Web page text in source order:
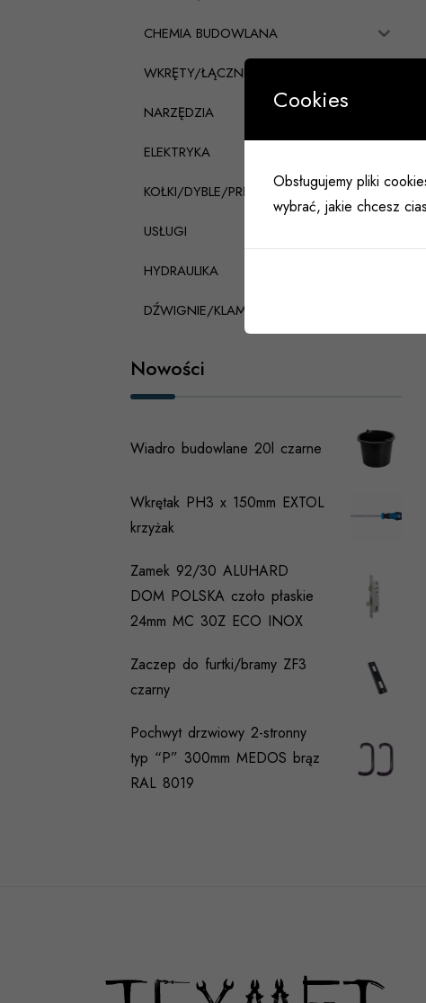
CHEMIA BUDOWLANA
WKRĘTY/ŁĄCZNIKI CIESIELSKIE
NARZĘDZIA
ELEKTRYKA
KOŁKI/DYBLE/PRĘTY
USŁUGI
HYDRAULIKA
DŹWIGNIE/KLAMKI PANICZNE
Nowości
Wiadro budowlane 20l czarne
Wkrętak PH3 x 150mm EXTOL
krzyżak
Zamek 92/30 ALUHARD
DOM POLSKA czoło płaskie
24mm MC 30Z ECO INOX
Zaczep do furtki/bramy ZF3
czarny
Pochwyt drzwiowy 2-stronny
typ “P” 300mm MEDOS brąz
RAL 8019
Cookies
Obsługujemy pliki
wybrać, jakie chcesz